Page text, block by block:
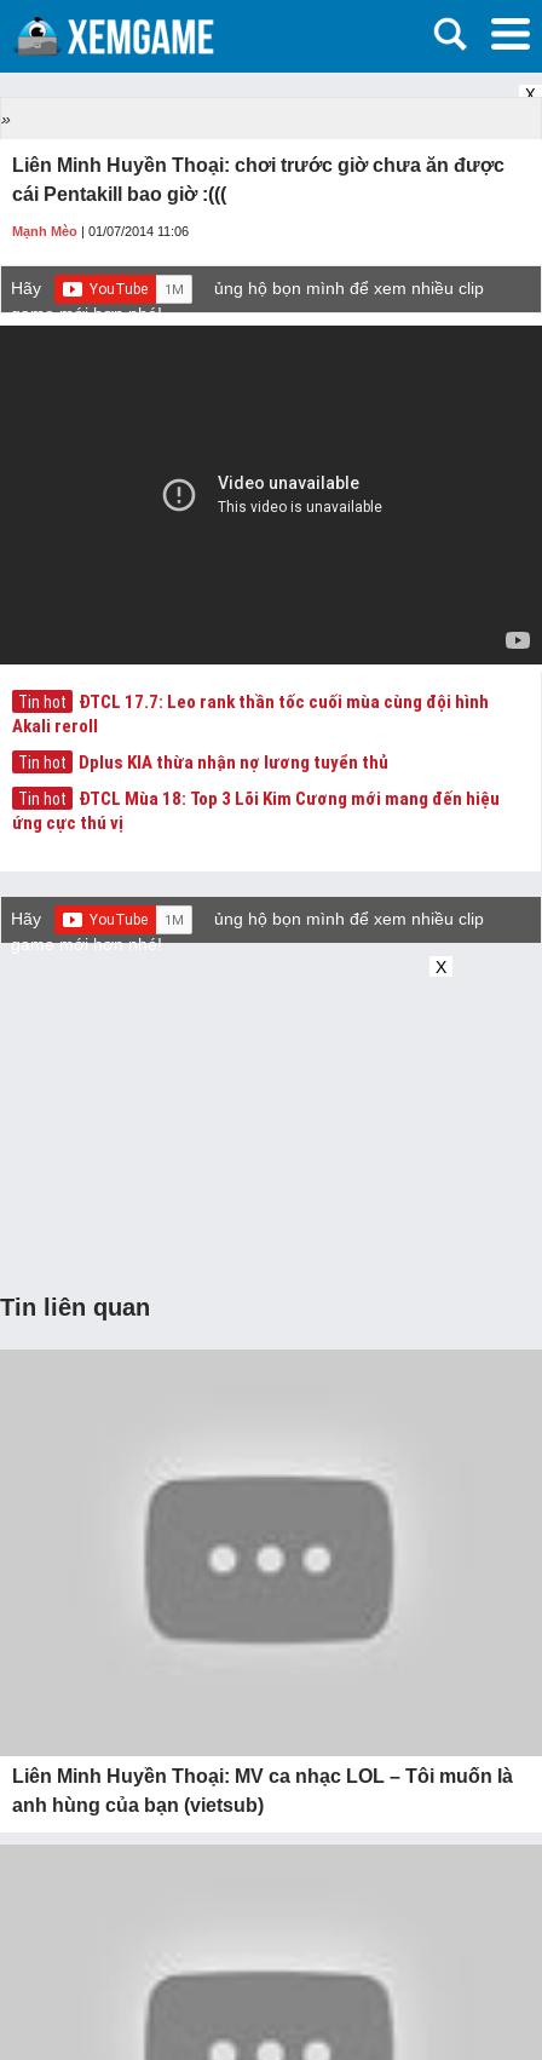
X
»
Liên Minh Huyền Thoại: chơi trước giờ chưa ăn được
cái Pentakill bao giờ :(((
Mạnh Mèo | 01/07/2014 11:06
Hãy
ủng hộ bọn mình để xem nhiều clip
game mới hơn nhé!
Tin hot
ĐTCL 17.7: Leo rank thần tốc cuối mùa cùng đội hình
Akali reroll
Tin hot Dplus KIA thừa nhận nợ lương tuyển thủ
Tin hot
ĐTCL Mùa 18: Top 3 Lõi Kim Cương mới mang đến hiệu
ứng cực thú vị
Hãy
ủng hộ bọn mình để xem nhiều clip
game mới hơn nhé!
X
Tin liên quan
Liên Minh Huyền Thoại: MV ca nhạc LOL – Tôi muốn là
anh hùng của bạn (vietsub)